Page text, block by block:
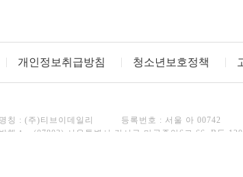
개인정보취급방침 청소년보호정책
명칭 : (주)티브이데일리 등록번호 : 서울 아 00742
발행소 : (07803) 서울특별시 강서구 마곡중앙6로 66, B동